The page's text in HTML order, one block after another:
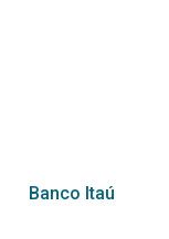
Banco Itaú